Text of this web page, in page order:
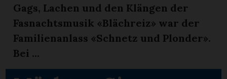
Gags, Lachen und den Klängen der
Fasnachtsmusik «Blächreiz» war der
Familienanlass «Schnetz und Plonder».
Bei ...